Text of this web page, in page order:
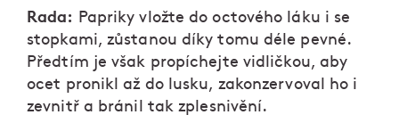
Rada:
Papriky vložte do octového láku i se
stopkami, zůstanou díky tomu déle pevné.
Předtím je však propíchejte vidličkou, aby
ocet pronikl až do lusku, zakonzervoval ho i
zevnitř a bránil tak zplesnivění.